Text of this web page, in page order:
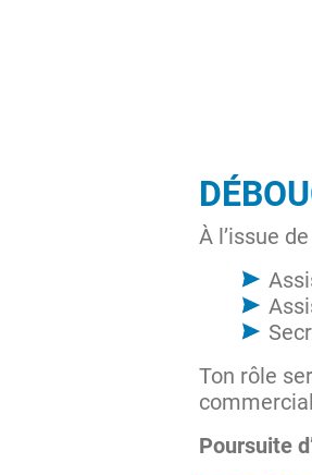
À l’issue
Ton rôle
Poursuite